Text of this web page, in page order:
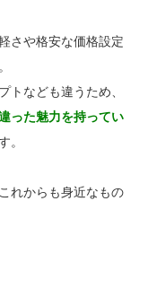
さや格安な価格設定
トなども違うため、
った魅力を持ってい
。
れからも身近なもの